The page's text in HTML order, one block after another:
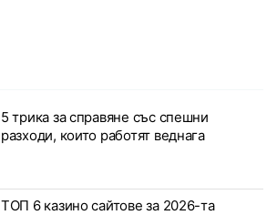
5 трика за справяне със спешни
разходи, които работят веднага
ТОП 6 казино сайтове за 2026-та